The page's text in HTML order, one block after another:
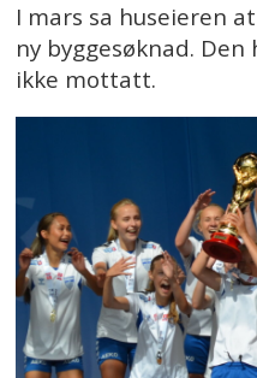
I mars sa huseieren
ny byggesøknad.
ikke mottatt.